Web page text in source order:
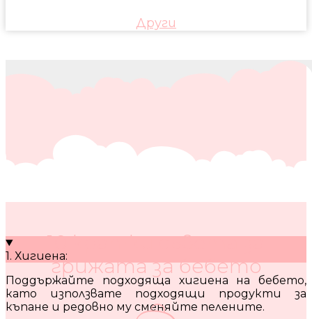
Други
10 кратки съвета за
грижата за бебето
1. Хигиена:
Поддържайте подходяща хигиена на бебето,
като използвате подходящи продукти за
къпане и редовно му сменяйте пелените.